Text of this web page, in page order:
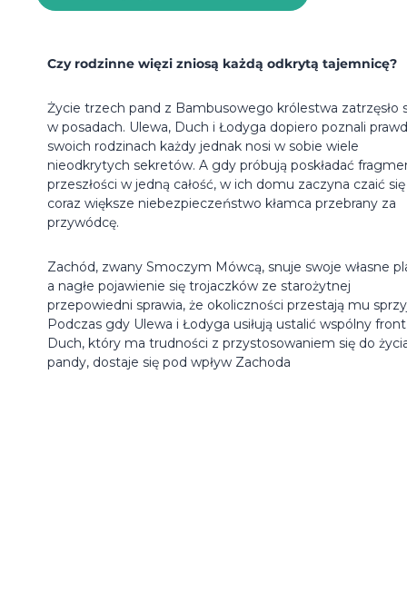
Czy rodzinne więzi zniosą każdą odkrytą tajemnicę?
Życie trzech pand z Bambusowego królestwa zatrzęsło
w posadach. Ulewa, Duch i Łodyga dopiero poznali
swoich rodzinach każdy jednak nosi w sobie wiele
nieodkrytych sekretów. A gdy próbują poskładać
przeszłości w jedną całość, w ich domu zaczyna czaić się
coraz większe niebezpieczeństwo kłamca przebrany za
przywódcę.
Zachód, zwany Smoczym Mówcą, snuje swoje własne
a nagłe pojawienie się trojaczków ze starożytnej
przepowiedni sprawia, że okoliczności przestają mu
Podczas gdy Ulewa i Łodyga usiłują ustalić wspólny
Duch, który ma trudności z przystosowaniem się do
pandy, dostaje się pod wpływ Zachoda